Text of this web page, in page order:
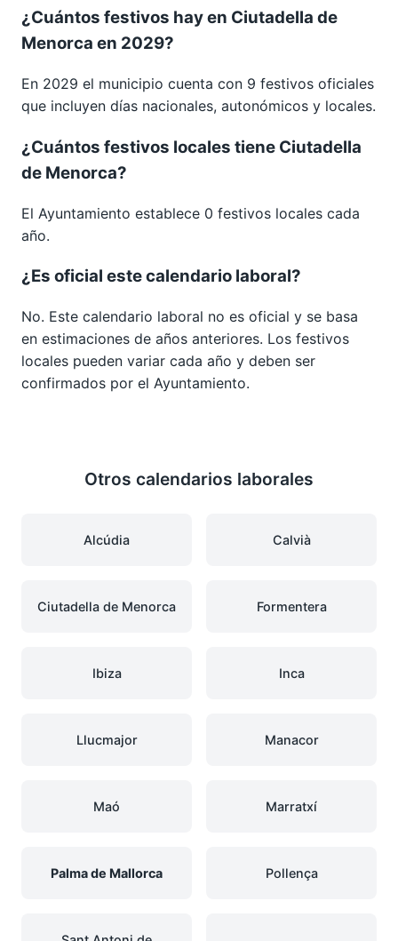
¿Cuántos festivos hay en Ciutadella de
Menorca en 2029?
En 2029 el municipio cuenta con 9 festivos oficiales
que incluyen días nacionales, autonómicos y locales.
¿Cuántos festivos locales tiene Ciutadella
de Menorca?
El Ayuntamiento establece 0 festivos locales cada
año.
¿Es oficial este calendario laboral?
No. Este calendario laboral no es oficial y se basa
en estimaciones de años anteriores. Los festivos
locales pueden variar cada año y deben ser
confirmados por el Ayuntamiento.
Otros calendarios laborales
Alcúdia Calvià
Ciutadella de Menorca Formentera
Ibiza Inca
Llucmajor Manacor
Maó Marratxí
Palma de Mallorca Pollença